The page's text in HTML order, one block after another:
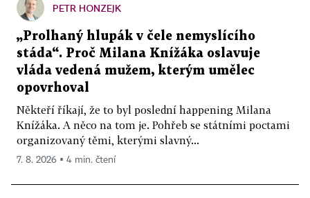
PETR HONZEJK
„Prolhaný hlupák v čele nemyslícího
stáda“. Proč Milana Knížáka oslavuje
vláda vedená mužem, kterým umělec
opovrhoval
Někteří říkají, že to byl poslední happening Milana
Knížáka. A něco na tom je. Pohřeb se státními poctami
organizovaný těmi, kterými slavný...
7. 8. 2026 ▪ 4 min. čtení